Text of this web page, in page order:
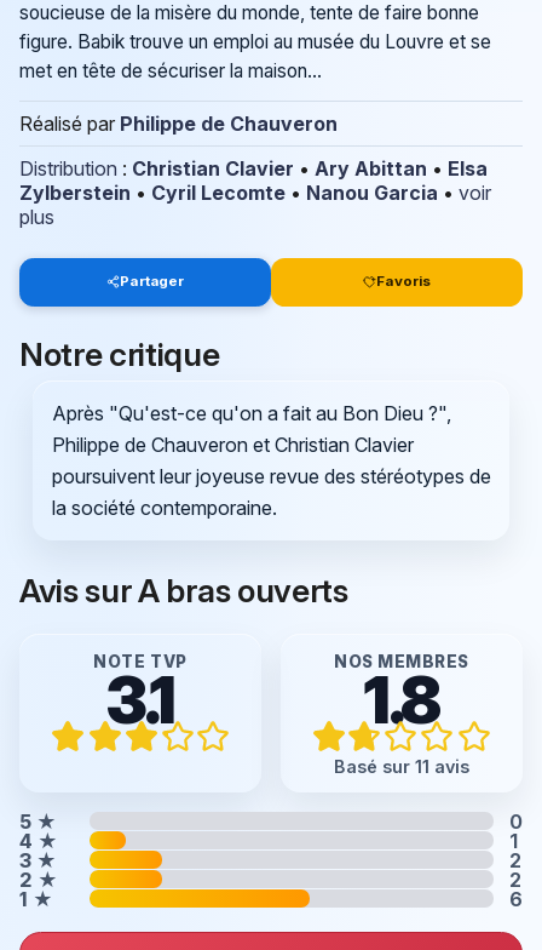
soucieuse de la misère du monde, tente de faire bonne
figure. Babik trouve un emploi au musée du Louvre et se
met en tête de sécuriser la maison...
Réalisé par Philippe de Chauveron
Distribution : Christian Clavier • Ary Abittan • Elsa
Zylberstein • Cyril Lecomte • Nanou Garcia • voir
plus
Partager Favoris
Notre critique
Après "Qu'est-ce qu'on a fait au Bon Dieu ?",
Philippe de Chauveron et Christian Clavier
poursuivent leur joyeuse revue des stéréotypes de
la société contemporaine.
Avis sur A bras ouverts
NOTE TVP
3.1 NOS MEMBRES
1.8
Basé sur 11 avis
5 ★
0
4 ★
1
3 ★
2
2 ★
2
1 ★ 6